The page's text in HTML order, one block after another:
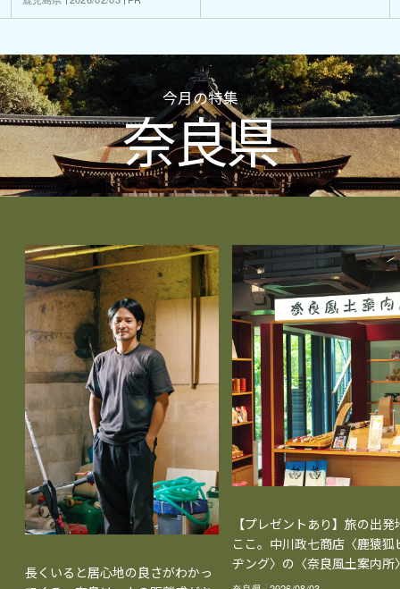
今月の特集
奈良県
長くいると居心地の良さがわかっ
【プレゼントあり】旅の出発
ここ。中川政七商店〈鹿猿狐
ヂング〉の〈奈良風土案内所